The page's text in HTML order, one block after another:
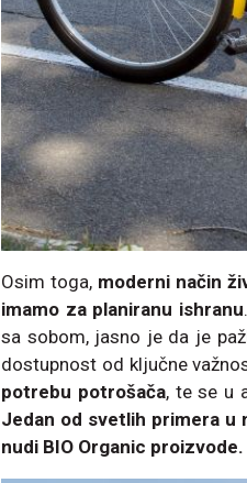
Osim toga, moderni način
imamo za planiranu ishranu
sa sobom, jasno je da je
dostupnost od ključne
potrebu potrošača, te se u
Jedan od svetlih primera u
nudi BIO Organic proizvode.